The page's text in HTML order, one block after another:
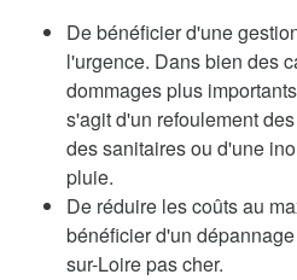
De bénéficier d'une
l'urgence. Dans bien des
dommages plus
s'agit d'un refoulement
des sanitaires ou d'une
pluie.
De réduire les coûts au
bénéficier d'un
sur-Loire pas cher.